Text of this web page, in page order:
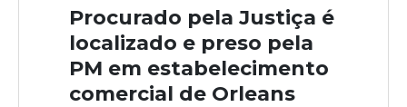
Procurado pela Justiça é
localizado e preso pela
PM em estabelecimento
comercial de Orleans